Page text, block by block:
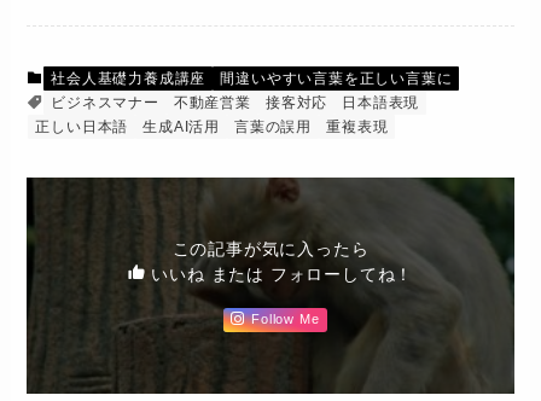
社会人基礎力養成講座
間違いやすい言葉を正しい言葉に
ビジネスマナー
不動産営業 接客対応
日本語表現
正しい日本語
生成AI活用 言葉の誤用 重複表現
この記事が気に入ったら
いいね または フォローしてね！